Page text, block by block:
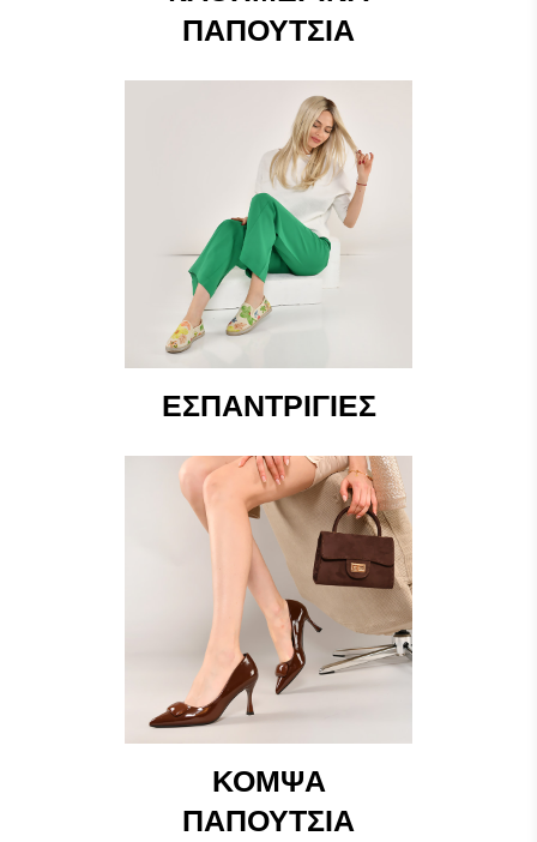
ΠΑΠΟΎΤΣΙΑ
ΕΣΠΑΝΤΡΊΓΙΕΣ
ΚΟΜΨΆ
ΠΑΠΟΎΤΣΙΑ